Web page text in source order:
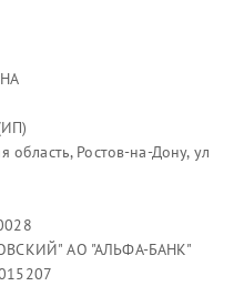
Ростов-на-Дону, ул
АО "АЛЬФА-БАНК"